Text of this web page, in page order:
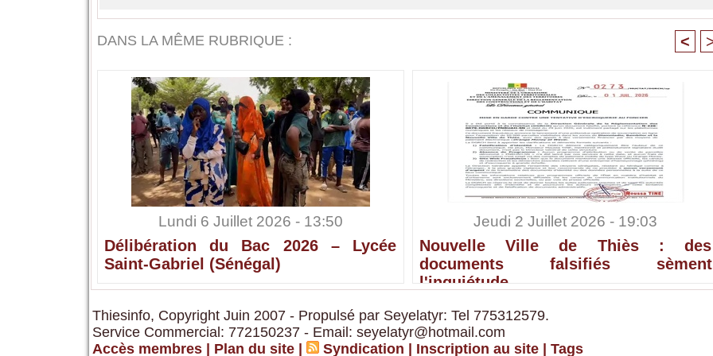
DANS LA MÊME RUBRIQUE : <
Lundi 6 Juillet 2026 - 13:50
Délibération du Bac 2026 – Lycée
Saint-Gabriel (Sénégal)
Jeudi 2 Juillet 2026 - 19:03
Nouvelle Ville de Thiès : des
documents falsifiés sèment
l'inquiétude
Thiesinfo, Copyright Juin 2007 - Propulsé par Seyelatyr: Tel 775312579.
Service Commercial: 772150237 - Email: seyelatyr@hotmail.com
Accès membres
Plan du site Syndication Inscription au site Tags